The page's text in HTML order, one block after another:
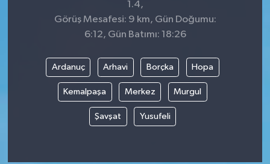
1.4,
Görüş Mesafesi: 9 km, Gün Doğumu:
6:12, Gün Batımı: 18:26
Ardanuç Arhavi Borçka Hopa
Kemalpaşa Merkez Murgul
Şavşat Yusufeli